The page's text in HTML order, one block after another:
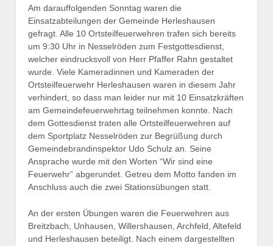
Am darauffolgenden Sonntag waren die
Einsatzabteilungen der Gemeinde Herleshausen
gefragt. Alle 10 Ortsteilfeuerwehren trafen sich bereits
um 9:30 Uhr in Nesselröden zum Festgottesdienst,
welcher eindrucksvoll von Herr Pfaffer Rahn gestaltet
wurde. Viele Kameradinnen und Kameraden der
Ortsteilfeuerwehr Herleshausen waren in diesem Jahr
verhindert, so dass man leider nur mit 10 Einsatzkräften
am Gemeindefeuerwehrtag teilnehmen konnte. Nach
dem Gottesdienst traten alle Ortsteilfeuerwehren auf
dem Sportplatz Nesselröden zur Begrüßung durch
Gemeindebrandinspektor Udo Schulz an. Seine
Ansprache wurde mit den Worten “Wir sind eine
Feuerwehr” abgerundet. Getreu dem Motto fanden im
Anschluss auch die zwei Stationsübungen statt.
An der ersten Übungen waren die Feuerwehren aus
Breitzbach, Unhausen, Willershausen, Archfeld, Altefeld
und Herleshausen beteiligt. Nach einem dargestellten